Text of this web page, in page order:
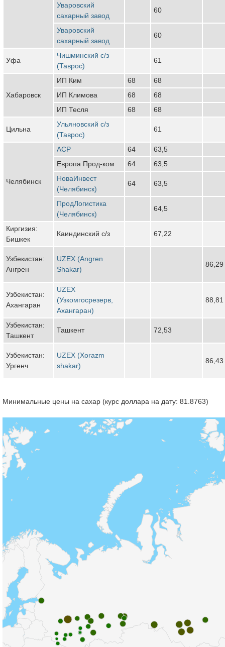
Уваровский
сахарный завод
60
Уваровский
сахарный завод
60
Уфа
Чишминский с/з
(Таврос)
61
Хабаровск
ИП Ким 68
68
ИП Климова
68
68
ИП Тесля
68 68
Цильна
Ульяновский с/з
(Таврос)
61
Челябинск
АСР 64
63,5
Европа Прод-ком
64
63,5
НоваИнвест
(Челябинск)
64 63,5
ПродЛогистика
(Челябинск)
64,5
Киргизия:
Бишкек
Каиндинский с/з 67,22
Узбекистан:
Ангрен
UZEX (Angren
Shakar)
86,29
Узбекистан:
Ахангаран
UZEX
(Узкомгосрезерв,
Ахангаран)
88,81
Узбекистан:
Ташкент
Ташкент 72,53
Узбекистан:
Ургенч
UZEX (Xorazm
shakar)
86,43
Минимальные цены на сахар (курс доллара на дату: 81.8763)